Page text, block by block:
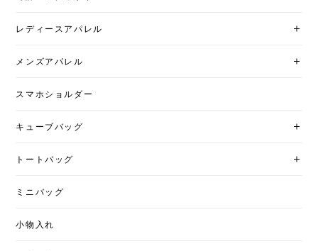
商品の革の質がとても良くて大変気に入りました☆
親切な大変良いshop様です。 このbagのPMサイズが
りがとうございます。 お気に召していた
一層よい商品をご案内出来ますよう努め
レディースアパレル
メンズアパレル
スマホショルダー
キューブバッグ
トートバッグ
ミニバッグ
小物入れ